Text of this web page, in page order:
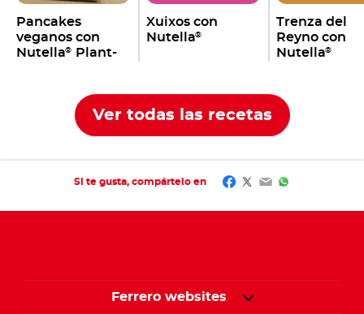
Pancakes
veganos con
Nutella®
Plant-
Xuixos con
Nutella®
Trenza del
Reyno con
Nutella®
Ver todas las recetas
Si te gusta, compártelo en Facebook
Twitter
EmailWhatsApp
Ferrero websites